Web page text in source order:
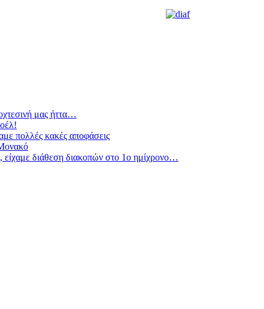
μας ήττα…
πολλές κακές αποφάσεις
διάθεση διακοπών στο 1ο ημίχρονο…